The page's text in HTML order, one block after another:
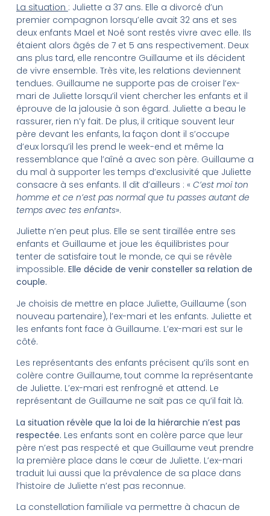
La situation : Juliette a 37 ans. Elle a divorcé d’un
premier compagnon lorsqu’elle avait 32 ans et ses
deux enfants Mael et Noé sont restés vivre avec elle. Ils
étaient alors âgés de 7 et 5 ans respectivement. Deux
ans plus tard, elle rencontre Guillaume et ils décident
de vivre ensemble. Très vite, les relations deviennent
tendues. Guillaume ne supporte pas de croiser l’ex-
mari de Juliette lorsqu’il vient chercher les enfants et il
éprouve de la jalousie à son égard. Juliette a beau le
rassurer, rien n’y fait. De plus, il critique souvent leur
père devant les enfants, la façon dont il s’occupe
d’eux lorsqu’il les prend le week-end et même la
ressemblance que l’aîné a avec son père. Guillaume a
du mal à supporter les temps d’exclusivité que Juliette
consacre à ses enfants. Il dit d’ailleurs : « C’est moi ton
homme et ce n’est pas normal que tu passes autant de
temps avec tes enfants».
Juliette n’en peut plus. Elle se sent tiraillée entre ses
enfants et Guillaume et joue les équilibristes pour
tenter de satisfaire tout le monde, ce qui se révèle
impossible. Elle décide de venir consteller sa relation de
couple.
Je choisis de mettre en place Juliette, Guillaume (son
nouveau partenaire), l’ex-mari et les enfants. Juliette et
les enfants font face à Guillaume. L’ex-mari est sur le
côté.
Les représentants des enfants précisent qu’ils sont en
colère contre Guillaume, tout comme la représentante
de Juliette. L’ex-mari est renfrogné et attend. Le
représentant de Guillaume ne sait pas ce qu’il fait là.
La situation révèle que la loi de la hiérarchie n’est pas
respectée. Les enfants sont en colère parce que leur
père n’est pas respecté et que Guillaume veut prendre
la première place dans le cœur de Juliette. L’ex-mari
traduit lui aussi que la prévalence de sa place dans
l’histoire de Juliette n’est pas reconnue.
La constellation familiale va permettre à chacun de